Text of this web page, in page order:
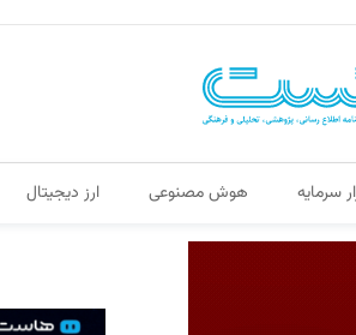
سرمایه هوش مصنوعی ارز دیجیتال